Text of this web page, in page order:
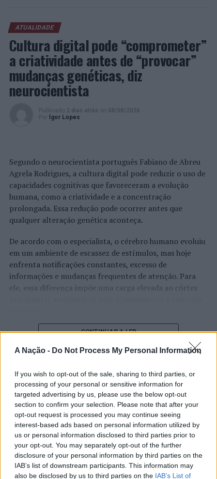
A Nação - Do Not Process My Personal Information
If you wish to opt-out of the sale, sharing to third parties, or
processing of your personal or sensitive information for
targeted advertising by us, please use the below opt-out
section to confirm your selection. Please note that after your
opt-out request is processed you may continue seeing
interest-based ads based on personal information utilized by
us or personal information disclosed to third parties prior to
your opt-out. You may separately opt-out of the further
disclosure of your personal information by third parties on the
IAB’s list of downstream participants. This information may
also be disclosed by us to third parties on the IAB’s List of
Sobre a ANIET:
A ANIET, constituída em 1975, é uma associação
empresarial e de utilidade pública, representativa das
Minas e Pedreiras de Rocha Industrial e Ornamental,
quer na sua vertente Extrativa, quer Transformadora
dos Minerais Industriais.
Com a sua Sede no Porto e Gabinete do Presidente em
Lisboa, a ANIET procura prestar aos seus associados
Coletiva de Utilidade Pública, é uma associação patronal
e que visa promover uma estreita cooperação entre os
sócios em ordem à defesa dos seus legítimos interesses e
ao desenvolvimento das atividades que exercem.
A ANIET tem âmbito nacional e abrange todas as
atividade de extração (minas e pedreiras) e ou
transformação, produção e comercialização de massas
minerais e de depósitos minerais, bem como de
equipamentos, produtos e serviços afins, direta ou
indiretamente relacionadas com a atividade do Setor.
ITÁLIA
JORGE MIRA AMARAL MARMORAC
Distrito de Castelo Branco: PSP faz cinco detenções
entre 23 e 30 de agosto
NÃO PERCA
Alunos do secundário são postos à prova em concurso
para sensibilização da importância da preservação da
água
ATUALIDADE
Cultura digital pode “comprometer”
a criatividade antes de “provocar”
mudanças genéticas, diz
neurocientista
Publicado 2 dias atrás on 08/08/2026
Por
Ígor Lopes
Segundo o neurocientista português Fabiano de Abreu
Agrela Rodrigues, a cultura digital pode reduzir o uso de
capacidades cognitivas que favoreceram a evolução
humana, como a criatividade e a concentração
prolongada. Essa redução pode ocorrer antes que
qualquer alteração genética aconteça.
De acordo com o especialista, o cérebro humano evoluiu
em um ambiente de escassez de estímulos, mas hoje
enfrenta notificações constantes, excesso de
informações e mudanças frequentes de atenção. Para
ele, essa diferença impõe uma carga elevada ao córtex
O pesquisador afirma que plataformas digitais também
estimulam continuamente o sistema de recompensa do
cérebro, favorecendo a fadiga mental, a dificuldade de
tarefas inacabadas permanecem ativas na memória e
aumentam a sensação de sobrecarga, enquanto o stress
prolongado pode elevar os níveis de cortisol e
prejudicar o desempenho cognitivo.
Fabiano de Abreu Agrela Rodrigues ressalta que não há
evidências de que o ambiente digital provoque mudanças
genéticas na espécie humana. A adaptação observada,
afirma, ocorre por meio da neuroplasticidade, processo
CONTINUAR A LER
ATUALIDADE
“Millennium Estoril Open 2026”
regressou ao circuito ATP com
vitória do francês Luca Van Assche
Publicado 3 dias atrás on 07/08/2026
Por Ígor Lopes